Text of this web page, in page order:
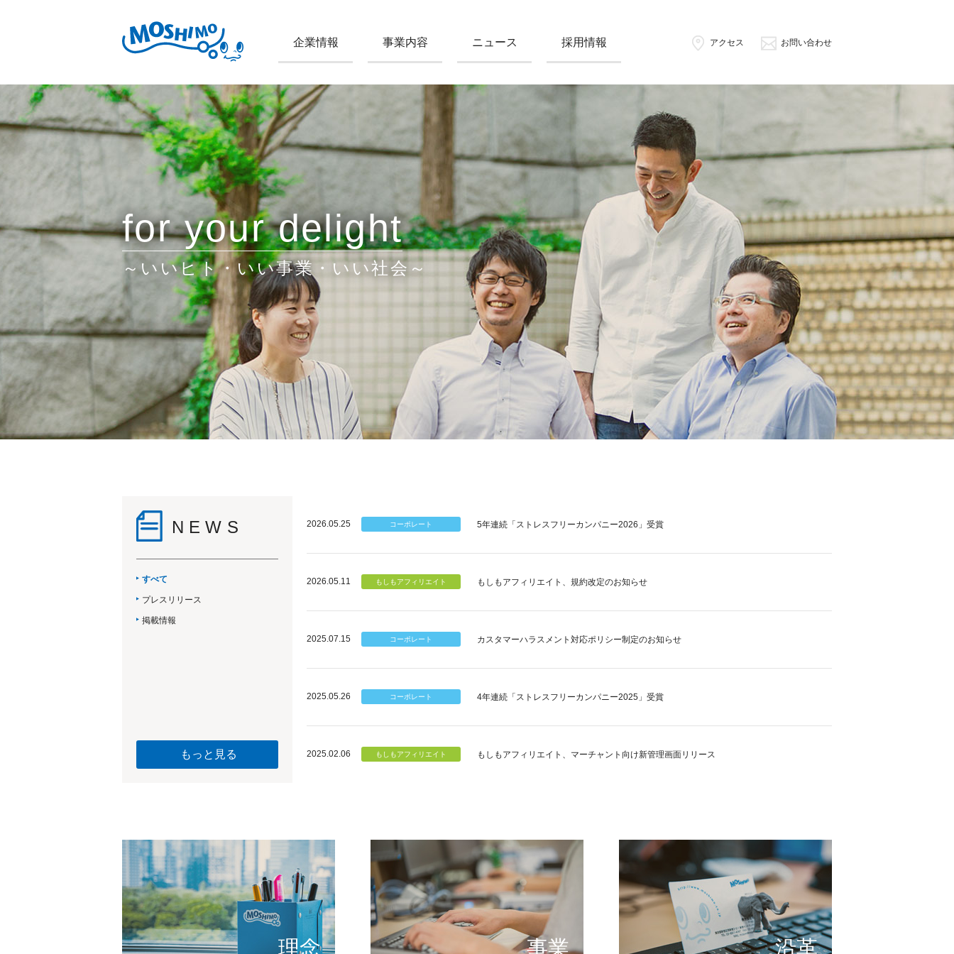
企業情報 事業内容 ニュース 採用情報 アクセス お問い合わせ
for your delight
～いいヒト・いい事業・いい社会～
NEWS
すべて
プレスリリース
掲載情報
もっと見る
2026.05.25 5年連続「ストレスフリーカンパニー2026」受賞
2026.05.11 もしもアフィリエイト、規約改定のお知らせ
2025.07.15 カスタマーハラスメント対応ポリシー制定のお知らせ
2025.05.26 4年連続「ストレスフリーカンパニー2025」受賞
2025.02.06 もしもアフィリエイト、マーチャント向け新管理画面リリース
理念
個のチカラ
もしもが描く未来の形とは
事業
可能性の実現に向けて
提供するサービスの仕組み
沿革